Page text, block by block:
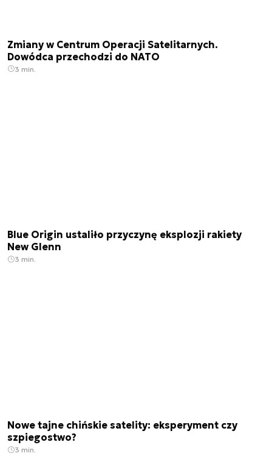
Zmiany w Centrum Operacji Satelitarnych.
Dowódca przechodzi do NATO
3 min.
Blue Origin ustaliło przyczynę eksplozji rakiety
New Glenn
3 min.
Nowe tajne chińskie satelity: eksperyment czy
szpiegostwo?
3 min.